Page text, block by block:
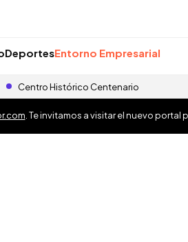
DeportesEntorno Empresarial
Centro Histórico Centenario
. Te invitamos a visitar el nuevo